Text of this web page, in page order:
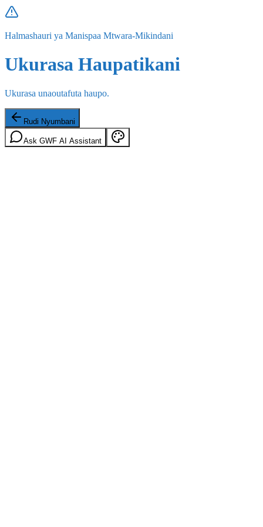
Halmashauri ya Manispaa Mtwara-Mikindani
Ukurasa Haupatikani
Ukurasa unaoutafuta haupo.
Rudi Nyumbani
Ask GWF AI Assistant